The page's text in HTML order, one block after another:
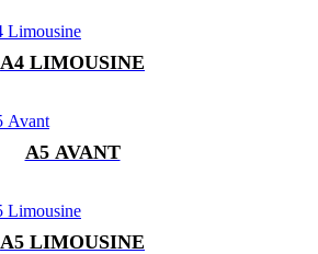
A4 LIMOUSINE
A5 AVANT
A5 LIMOUSINE